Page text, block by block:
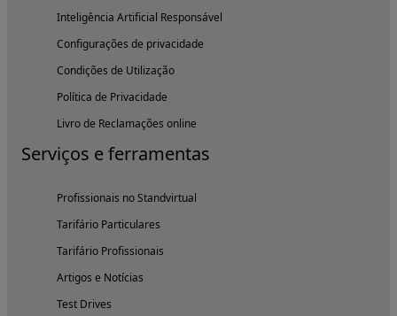
Inteligência Artificial Responsável
Configurações de privacidade
Condições de Utilização
Política de Privacidade
Livro de Reclamações online
Serviços e ferramentas
Profissionais no Standvirtual
Tarifário Particulares
Tarifário Profissionais
Artigos e Notícias
Test Drives